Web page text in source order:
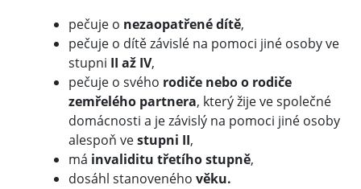
pečuje o nezaopatřené dítě,
pečuje o dítě závislé na pomoci jiné osoby ve
stupni II až IV,
pečuje o svého rodiče nebo o rodiče
zemřelého partnera, který žije ve společné
domácnosti a je závislý na pomoci jiné osoby
alespoň vestupni II,
má invaliditu třetího stupně,
dosáhl stanoveného věku.